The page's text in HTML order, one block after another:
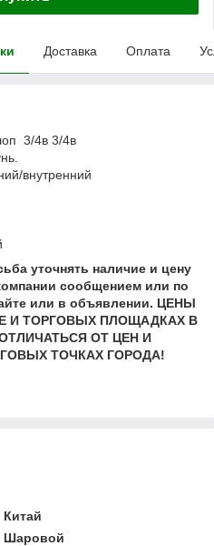
Доставка Оплата
3/4в 3/4в
внутренний
уточнять наличие и цену
сообщением или по
или в объявлении. ЦЕНЫ
И ТОРГОВЫХ ПЛОЩАДКАХ В
ОТ ЦЕН И
ТОЧКАХ ГОРОДА!
Китай
Шаровой